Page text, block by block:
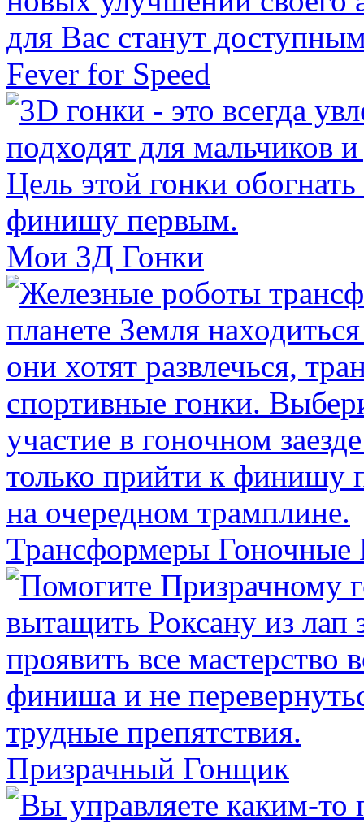
Fever for Speed
Мои 3Д Гонки
Трансформеры
Призрачный Гонщик